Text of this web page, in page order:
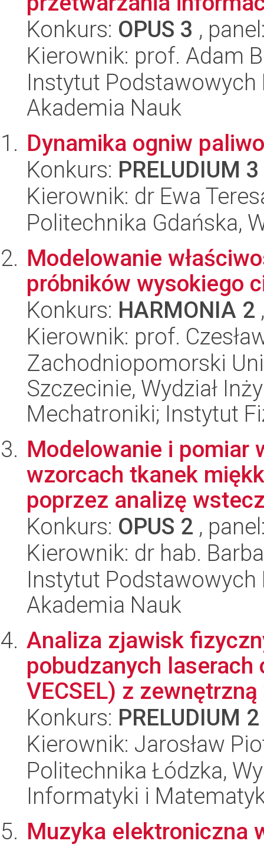
Konkurs: OPUS 3 ,
Kierownik: prof. Adam
Instytut
Akademia Nauk
Dynamika ogniw
Konkurs: PRELUDIUM 3
Kierownik: dr Ewa
Politechnika Gdańska,
Modelowanie
próbników wysokiego
Konkurs: HARMONIA 2
Kierownik: prof.
Zachodniopomorski
Szczecinie, Wydział
Mechatroniki; Instytut
Modelowanie i pomiar
wzorcach tkanek
poprzez analizę
Konkurs: OPUS 2 ,
Kierownik: dr hab.
Instytut
Akademia Nauk
Analiza zjawisk
pobudzanych
VECSEL) z
Konkurs: PRELUDIUM 2
Kierownik: Jarosław
Politechnika Łódzka,
Informatyki i
Muzyka elektroniczna